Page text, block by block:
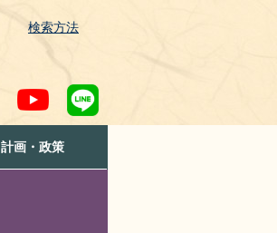
検索方法
計画・政策